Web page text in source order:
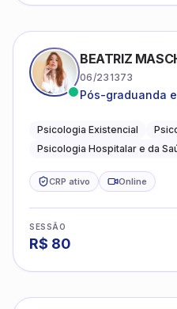
BEATRIZ
06/231373
Pós-graduanda
da Saúde.
Psicologia Existencial
Psicologia Hospitalar e da
CRP ativo Online
SESSÃO
R$ 80